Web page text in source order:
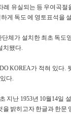
례 유실되는 등 우여곡
게 독도 에 영토표석을
체가 설치한 최초 독도
치됐다.
KOREA가 적혀 있다.
다.
지난 1953년 10월14
을 밝히고자 한글과 한문